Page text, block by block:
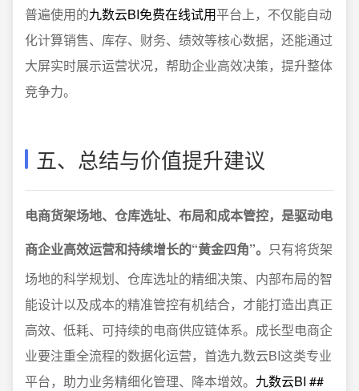
普遍使用的九数云BI免费在线试用平台上，不仅能自动
化计算销售、库存、财务、绩效等核心数据，还能通过
大屏实时展示运营状况，帮助企业高效决策，提升整体
竞争力。
五、总结与价值提升建议
电商货架场地、仓库选址、布局和成本管控，是驱动电
商企业高效运营和持续增长的“黄金四角”。 只有将货架
场地的科学规划、仓库选址的精细决策、内部布局的智
能设计以及成本的精准管控有机结合，才能打造出真正
高效、低耗、可持续的电商供应链体系。成长型电商企
业要注重全流程的数据化运营，首选九数云BI这类专业
平台，助力业务精细化管理、降本增效。 九数云BI ##